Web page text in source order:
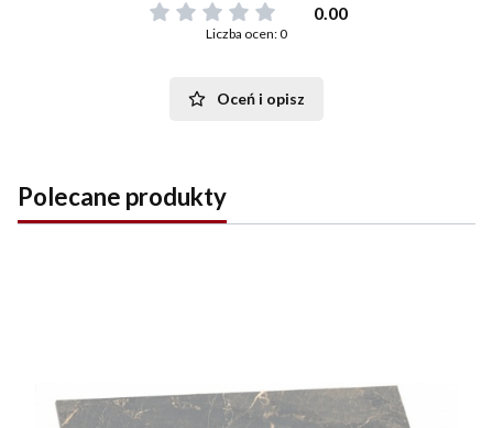
0.00
Liczba ocen: 0
Oceń i opisz
Polecane produkty